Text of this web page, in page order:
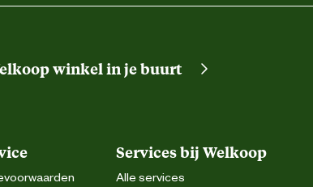
winkel in je buurt
Services bij Welkoop
Alle services